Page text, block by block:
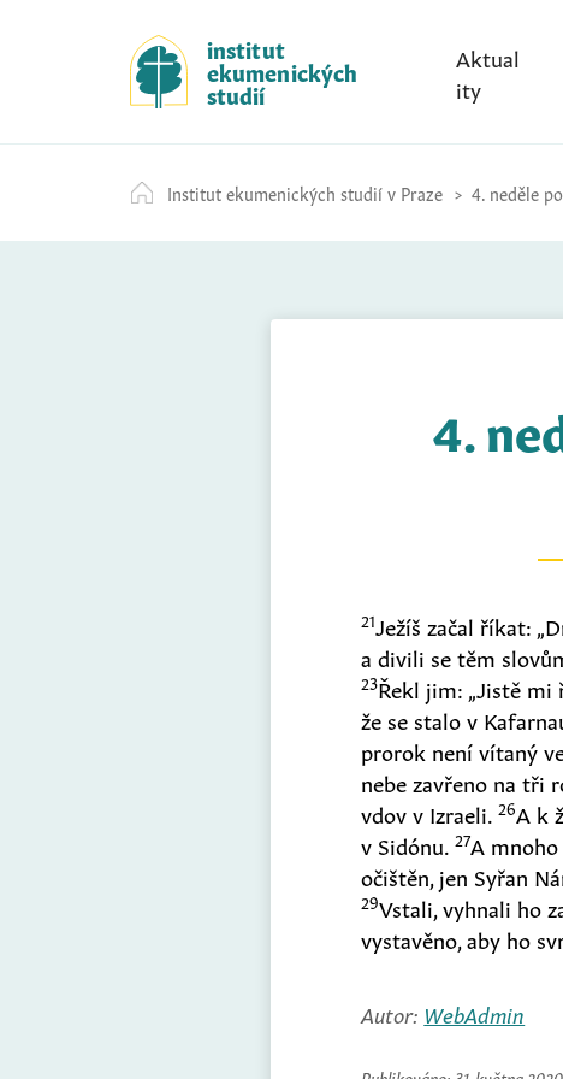
k
i
p
t
c
o
institut
ekumenických
studií
Aktual
ity
Institut ekumenických studií v Praze 4. neděle
4.
21Ježíš začal říkat:
a divili se těm
23Řekl jim: „Jistě mi
že se stalo v
prorok není vítaný
nebe zavřeno na tři
vdov v Izraeli.26A k
v Sidónu.27A
očištěn, jen Syřan
29Vstali, vyhnali ho
vystavěno, aby ho
Autor: WebAdmin